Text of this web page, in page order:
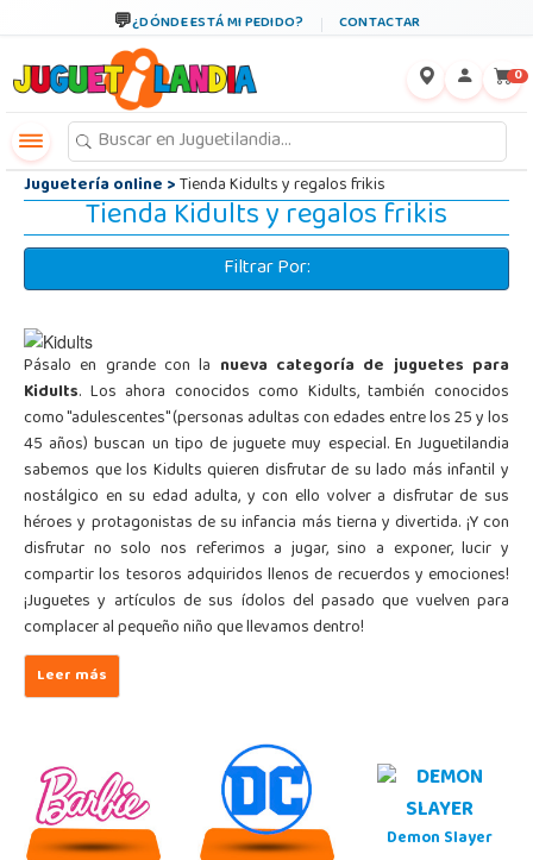
¿DÓNDE ESTÁ MI PEDIDO? CONTACTAR
0
Juguetería online>Tienda Kidults y regalos frikis
Tienda Kidults y regalos frikis
Filtrar Por:
Pásalo en grande con la nueva categoría de juguetes para
Kidults. Los ahora conocidos como Kidults, también conocidos
como "adulescentes" (personas adultas con edades entre los 25 y los
45 años) buscan un tipo de juguete muy especial. En Juguetilandia
sabemos que los Kidults quieren disfrutar de su lado más infantil y
nostálgico en su edad adulta, y con ello volver a disfrutar de sus
héroes y protagonistas de su infancia más tierna y divertida. ¡Y con
disfrutar no solo nos referimos a jugar, sino a exponer, lucir y
compartir los tesoros adquiridos llenos de recuerdos y emociones!
¡Juguetes y artículos de sus ídolos del pasado que vuelven para
complacer al pequeño niño que llevamos dentro!
Demon Slayer